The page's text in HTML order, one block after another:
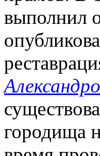
выполнил
городища